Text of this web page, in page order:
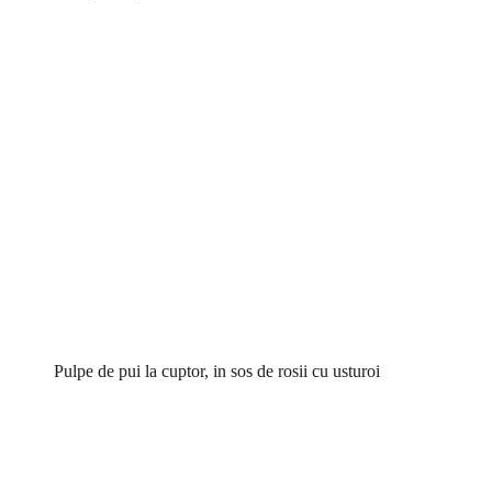
Pulpe de pui la cuptor, in sos de rosii cu usturoi